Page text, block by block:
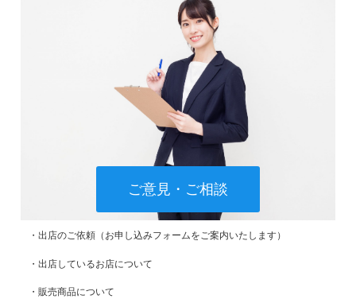
ご意見・ご相談
・出店のご依頼（お申し込みフォームをご案内いたします）
・出店しているお店について
・販売商品について